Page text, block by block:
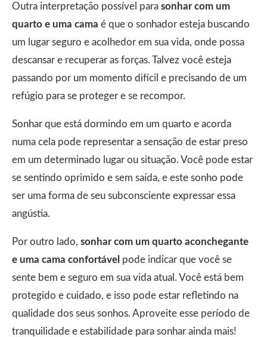
Outra interpretação possível para sonhar com um
quarto e uma cama é que o sonhador esteja buscando
um lugar seguro e acolhedor em sua vida, onde possa
descansar e recuperar as forças. Talvez você esteja
passando por um momento difícil e precisando de um
refúgio para se proteger e se recompor.
Sonhar que está dormindo em um quarto e acorda
numa cela pode representar a sensação de estar preso
em um determinado lugar ou situação. Você pode estar
se sentindo oprimido e sem saída, e este sonho pode
ser uma forma de seu subconsciente expressar essa
angústia.
Por outro lado, sonhar com um quarto aconchegante
e uma cama confortável pode indicar que você se
sente bem e seguro em sua vida atual. Você está bem
protegido e cuidado, e isso pode estar refletindo na
qualidade dos seus sonhos. Aproveite esse período de
tranquilidade e estabilidade para sonhar ainda mais!